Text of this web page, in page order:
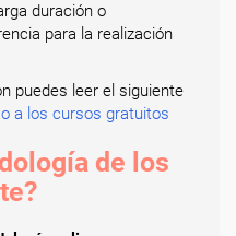
duración o
para la realización
puedes leer el siguiente
a los cursos gratuitos
de los